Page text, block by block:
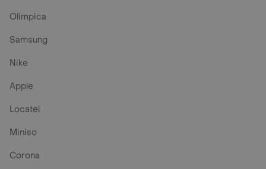
Olimpica
Samsung
Nike
Apple
Locatel
Miniso
Corona